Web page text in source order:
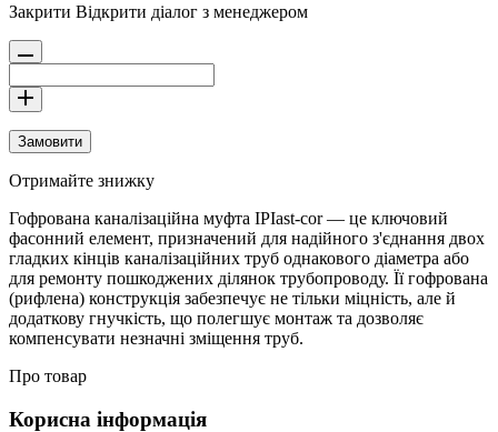
Закрити Відкрити діалог з менеджером
Замовити
Отримайте знижку
Гофрована каналізаційна муфта IPIast-cor — це ключовий
фасонний елемент, призначений для надійного з'єднання двох
гладких кінців каналізаційних труб однакового діаметра або
для ремонту пошкоджених ділянок трубопроводу. Її гофрована
(рифлена) конструкція забезпечує не тільки міцність, але й
додаткову гнучкість, що полегшує монтаж та дозволяє
компенсувати незначні зміщення труб.
Про товар
Корисна інформація